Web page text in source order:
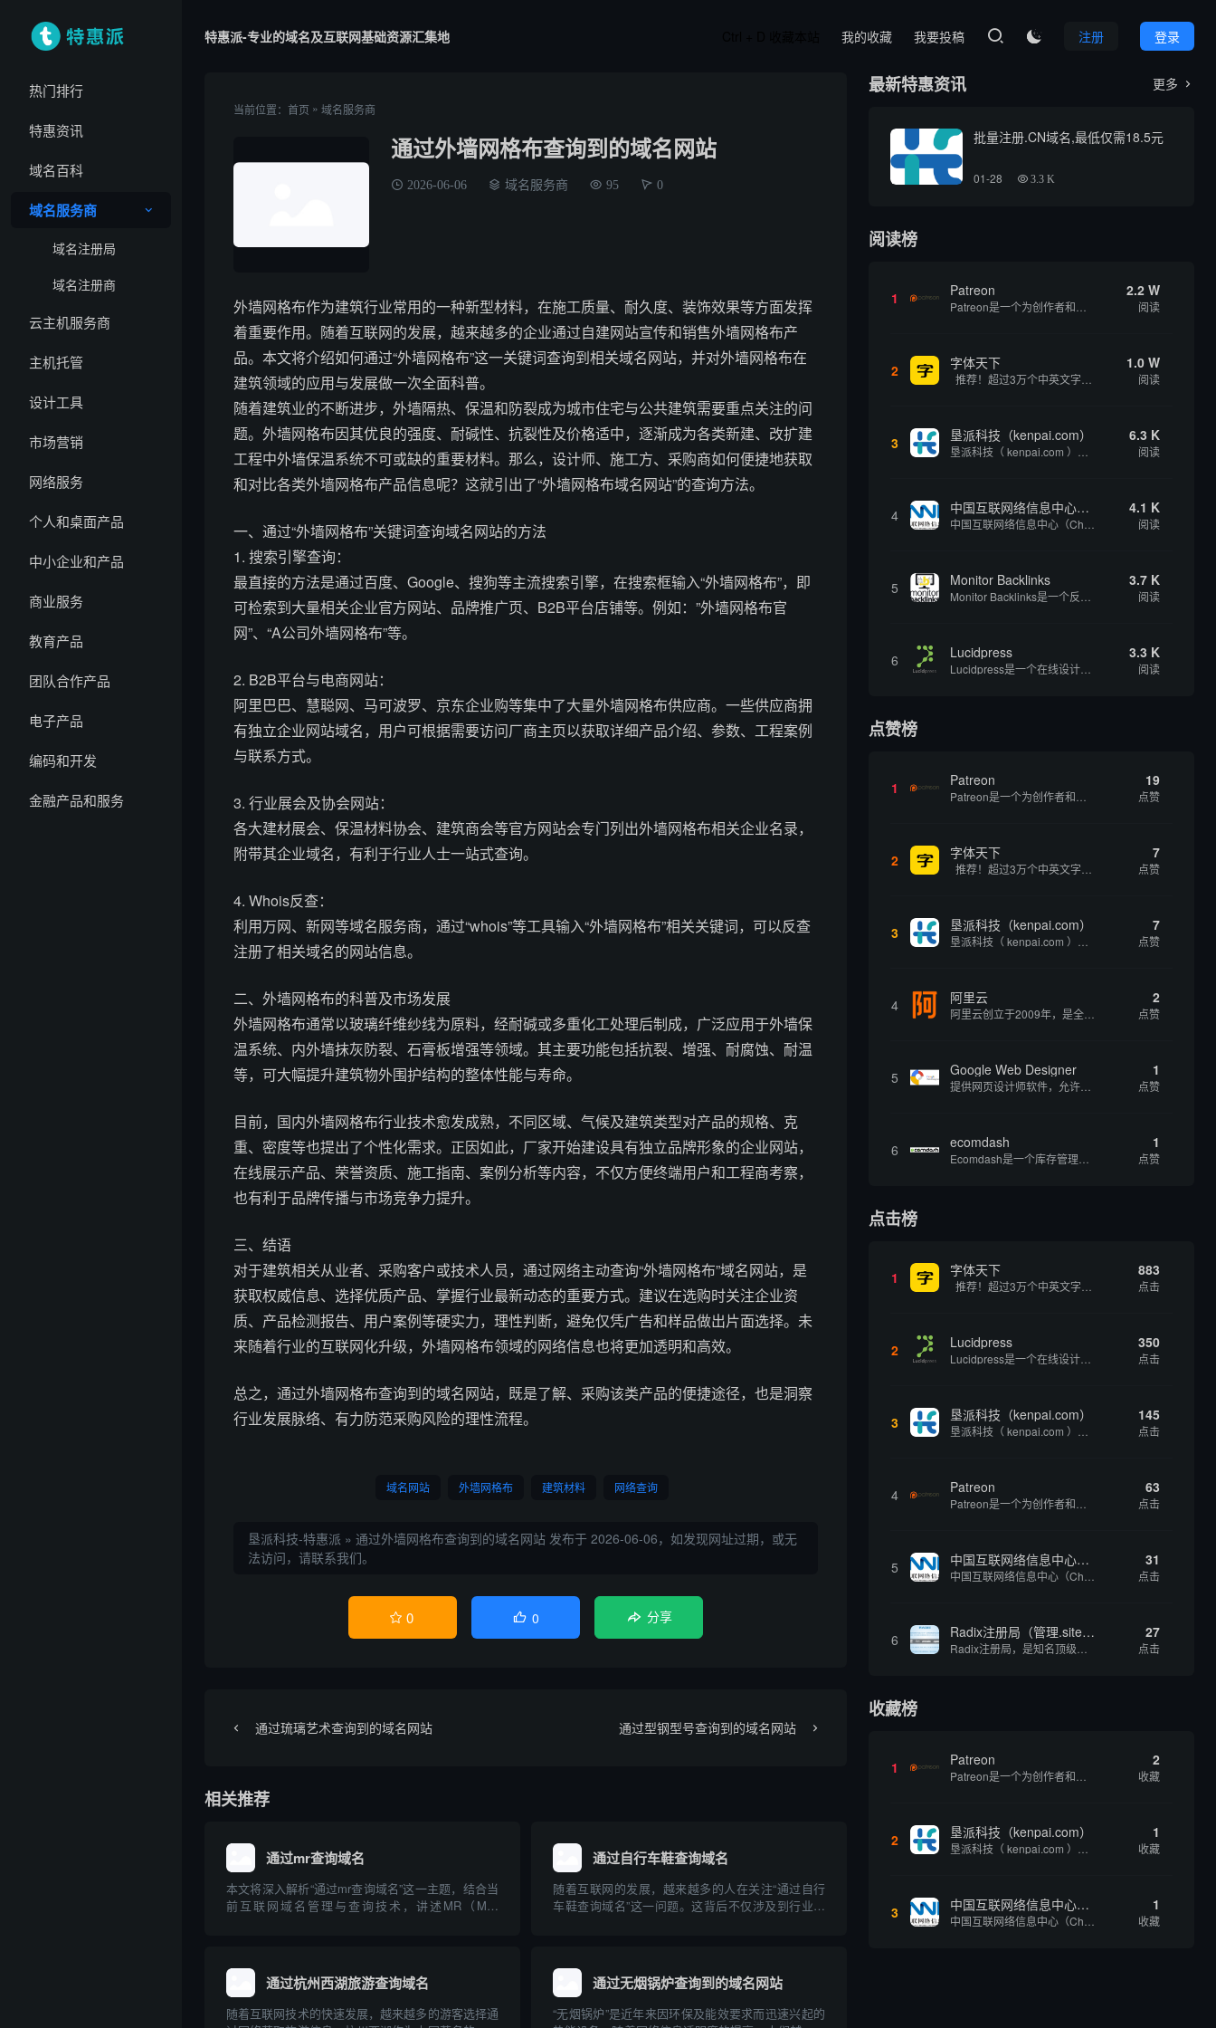
热门排行
特惠资讯
域名百科
域名服务商
域名注册局
域名注册商
云主机服务商
主机托管
设计工具
市场营销
网络服务
个人和桌面产品
中小企业和产品
商业服务
教育产品
团队合作产品
电子产品
编码和开发
金融产品和服务
特惠派-专业的域名及互联网基础资源汇集地 登录
注册

我的收藏 我要投稿
当前位置： 首页 » 域名服务商
通过外墙网格布查询到的域名网站
2026-06-06 域名服务商 95 0
外墙网格布作为建筑行业常用的一种新型材料，在施工质量、耐久度、装饰效果等方面发挥
着重要作用。随着互联网的发展，越来越多的企业通过自建网站宣传和销售外墙网格布产
品。本文将介绍如何通过“外墙网格布”这一关键词查询到相关域名网站，并对外墙网格布在
建筑领域的应用与发展做一次全面科普。
随着建筑业的不断进步，外墙隔热、保温和防裂成为城市住宅与公共建筑需要重点关注的问
题。外墙网格布因其优良的强度、耐碱性、抗裂性及价格适中，逐渐成为各类新建、改扩建
工程中外墙保温系统不可或缺的重要材料。那么，设计师、施工方、采购商如何便捷地获取
和对比各类外墙网格布产品信息呢？这就引出了“外墙网格布域名网站”的查询方法。
一、通过“外墙网格布”关键词查询域名网站的方法
1. 搜索引擎查询：
最直接的方法是通过百度、Google、搜狗等主流搜索引擎，在搜索框输入“外墙网格布”，即
可检索到大量相关企业官方网站、品牌推广页、B2B平台店铺等。例如：”外墙网格布官
网”、“A公司外墙网格布”等。
2. B2B平台与电商网站：
阿里巴巴、慧聪网、马可波罗、京东企业购等集中了大量外墙网格布供应商。一些供应商拥
有独立企业网站域名，用户可根据需要访问厂商主页以获取详细产品介绍、参数、工程案例
与联系方式。
3. 行业展会及协会网站：
各大建材展会、保温材料协会、建筑商会等官方网站会专门列出外墙网格布相关企业名录，
附带其企业域名，有利于行业人士一站式查询。
4. Whois反查：
利用万网、新网等域名服务商，通过“whois”等工具输入“外墙网格布”相关关键词，可以反查
注册了相关域名的网站信息。
二、外墙网格布的科普及市场发展
外墙网格布通常以玻璃纤维纱线为原料，经耐碱或多重化工处理后制成，广泛应用于外墙保
温系统、内外墙抹灰防裂、石膏板增强等领域。其主要功能包括抗裂、增强、耐腐蚀、耐温
等，可大幅提升建筑物外围护结构的整体性能与寿命。
目前，国内外墙网格布行业技术愈发成熟，不同区域、气候及建筑类型对产品的规格、克
重、密度等也提出了个性化需求。正因如此，厂家开始建设具有独立品牌形象的企业网站，
在线展示产品、荣誉资质、施工指南、案例分析等内容，不仅方便终端用户和工程商考察，
也有利于品牌传播与市场竞争力提升。
三、结语
对于建筑相关从业者、采购客户或技术人员，通过网络主动查询“外墙网格布”域名网站，是
获取权威信息、选择优质产品、掌握行业最新动态的重要方式。建议在选购时关注企业资
质、产品检测报告、用户案例等硬实力，理性判断，避免仅凭广告和样品做出片面选择。未
来随着行业的互联网化升级，外墙网格布领域的网络信息也将更加透明和高效。
总之，通过外墙网格布查询到的域名网站，既是了解、采购该类产品的便捷途径，也是洞察
行业发展脉络、有力防范采购风险的理性流程。
域名网站 外墙网格布 建筑材料 网络查询
垦派科技-特惠派 » 通过外墙网格布查询到的域名网站 发布于 2026-06-06，如发现网址过期，或无
法访问，请联系我们。
 0  0 分享
通过琉璃艺术查询到的域名网站 通过型钢型号查询到的域名网站
相关推荐
通过mr查询域名
本文将深入解析“通过mr查询域名”这一主题，结合当
前互联网域名管理与查询技术，讲述MR（Mail
通过自行车鞋查询域名
随着互联网的发展，越来越多的人在关注“通过自行
车鞋查询域名”这一问题。这背后不仅涉及到行业产
及其对自行...
通过杭州西湖旅游查询域名
随着互联网技术的快速发展，越来越多的游客选择通
通过无烟锅炉查询到的域名网站
“无烟锅炉”是近年来因环保及能效要求而迅速兴起的
最新特惠资讯 更多 
批量注册.CN域名,最低仅需18.5元
01-28 3.3 K
阅读榜
1 Patreon 2.2 W
阅读
2 字体天下 1.0 W
阅读
3 垦派科技（kenpai.com） 6.3 K
阅读
4 中国互联网络信息中心（CNNIC） 4.1 K
阅读
5 Monitor Backlinks 3.7 K
阅读
6 Lucidpress 3.3 K
阅读
点赞榜
1 Patreon 19
点赞
2 字体天下 7
点赞
3 垦派科技（kenpai.com） 7
点赞
4 阿里云 2
点赞
5 Google Web Designer 1
点赞
6 ecomdash 1
点赞
点击榜
1 字体天下 883
点击
2 Lucidpress 350
点击
3 垦派科技（kenpai.com） 145
点击
4 Patreon 63
点击
5 中国互联网络信息中心（CNNIC） 31
点击
6 Radix注册局（管理.site、.online等顶级域名） 27
点击
收藏榜
1 Patreon 2
收藏
2 垦派科技（kenpai.com） 1
收藏
3 中国互联网络信息中心（CNNIC） 1
收藏